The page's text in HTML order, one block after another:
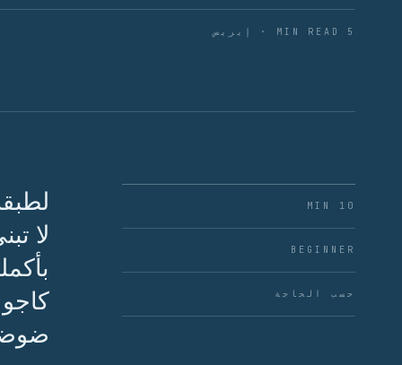
5 MIN READ · إيريس
10 MIN
BEGINNER
حسب الحاجة
لا